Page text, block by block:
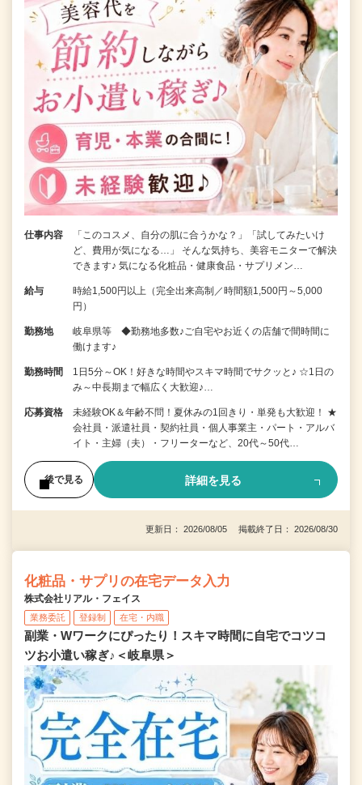
仕事内容
「このコスメ、自分の肌に合うかな？」「試してみたいけ
ど、費用が気になる…」 そんな気持ち、美容モニターで解決
できます♪ 気になる化粧品・健康食品・サプリメン…
給与
時給1,500円以上（完全出来高制／時間額1,500円～5,000
円）
勤務地
岐阜県等 ◆勤務地多数♪ご自宅やお近くの店舗で間時間に
働けます♪
勤務時間
1日5分～OK！好きな時間やスキマ時間でサクッと♪ ☆1日の
み～中長期まで幅広く大歓迎♪…
応募資格
未経験OK＆年齢不問！夏休みの1回きり・単発も大歓迎！ ★
会社員・派遣社員・契約社員・個人事業主・パート・アルバ
イト・主婦（夫）・フリーターなど、20代～50代…
後で見る 詳細を見る
更新日： 2026/08/05 掲載終了日： 2026/08/30
化粧品・サプリの在宅データ入力
株式会社リアル・フェイス
業務委託 登録制 在宅・内職
副業・Wワークにぴったり！スキマ時間に自宅でコツコ
ツお小遣い稼ぎ♪＜岐阜県＞